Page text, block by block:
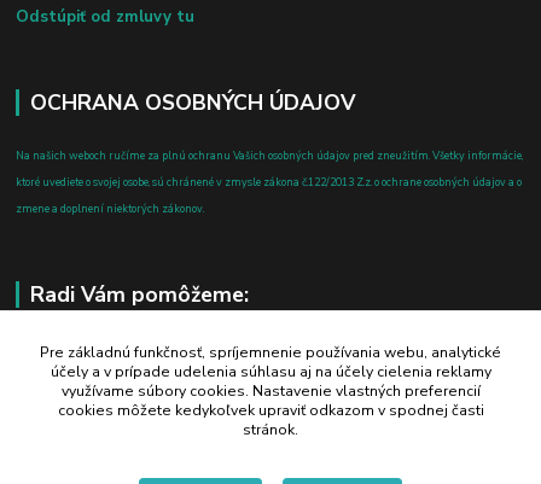
Odstúpiť od zmluvy tu
OCHRANA OSOBNÝCH ÚDAJOV
Na našich weboch ručíme za plnú ochranu Vašich osobných údajov pred zneužitím. Všetky informácie,
ktoré uvediete o svojej osobe, sú chránené v zmysle zákona č.122/2013 Z.z. o ochrane osobných údajov a o
zmene a doplnení niektorých zákonov.
Radi Vám pomôžeme:
+421 908 700 612
po-pia: 8.00 - 16.00
business@jtf.sk
Pre základnú funkčnosť, spríjemnenie používania webu, analytické
účely a v prípade udelenia súhlasu aj na účely cielenia reklamy
využívame súbory cookies. Nastavenie vlastných preferencií
cookies môžete kedykoľvek upraviť odkazom v spodnej časti
stránok.